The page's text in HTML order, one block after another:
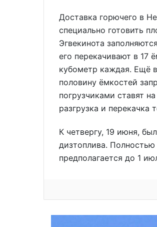
Доставка горючего в
специально готовить
Эгвекинота
его перекачивают в 17
кубометр каждая. Ещё
половину ёмкостей
погрузчиками ставят
разгрузка и перекачка
К четвергу, 19 июня,
дизтоплива.
предполагается до 1